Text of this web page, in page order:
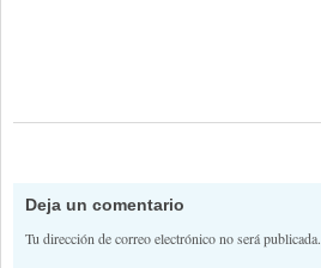
Deja un comentario
Tu dirección de correo electrónico no será publicada.